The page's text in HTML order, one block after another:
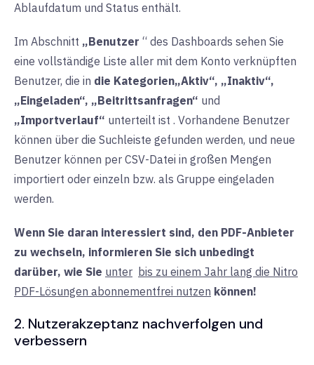
Ablaufdatum und Status enthält.
Im Abschnitt „Benutzer “ des Dashboards sehen Sie
eine vollständige Liste aller mit dem Konto verknüpften
Benutzer, die in die Kategorien„Aktiv“, „Inaktiv“,
„Eingeladen“, „Beitrittsanfragen“ und
„Importverlauf“ unterteilt ist . Vorhandene Benutzer
können über die Suchleiste gefunden werden, und neue
Benutzer können per CSV-Datei in großen Mengen
importiert oder einzeln bzw. als Gruppe eingeladen
werden.
Wenn Sie daran interessiert sind, den PDF-Anbieter
zu wechseln, informieren Sie sich unbedingt
darüber, wie Sie unter bis zu einem Jahr lang die Nitro
PDF-Lösungen abonnementfrei nutzen können!
2. Nutzerakzeptanz nachverfolgen und
verbessern